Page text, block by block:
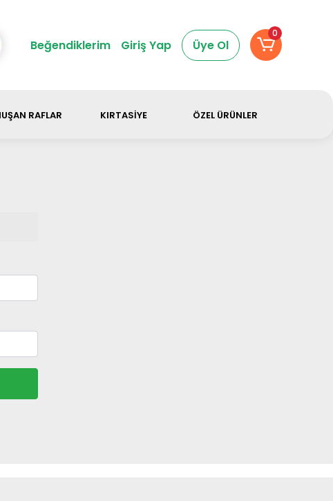
Beğendiklerim Giriş Yap Üye Ol
0
RAFLAR KIRTASİYE ÖZEL ÜRÜNLER